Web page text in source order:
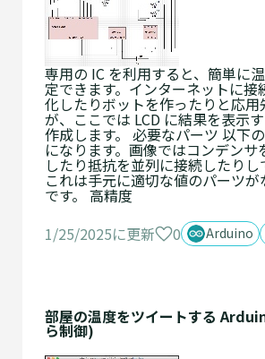
専用の IC を利用すると、簡単に
定できます。インターネットに接
化したりボットを作ったりと応用
が、ここでは LCD に結果を表示
作成します。 必要なパーツ 以下
になります。画像ではコンデンサ
したり抵抗を並列に接続したりし
これは手元に適切な値のパーツが
です。 高精度
1/25/2025に更新
0 Arduino
部屋の温度をツイートする
ら制御)